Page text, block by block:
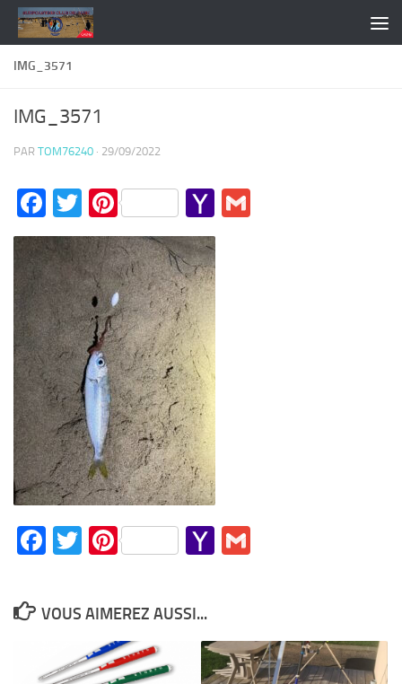
Skip to content
IMG_3571
IMG_3571
PAR TOM76240 · 29/09/2022
Facebook
TwitterPinterestYahoo
Mail
Facebook
TwitterPinterestYahoo
VOUS AIMEREZ AUSSI...